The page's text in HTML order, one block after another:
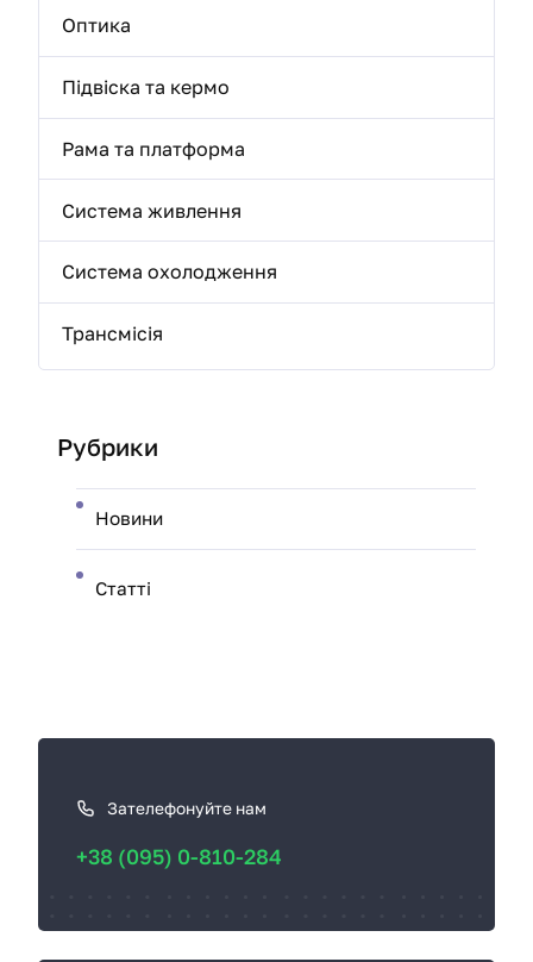
Оптика
Підвіска та кермо
Рама та платформа
Система живлення
Система охолодження
Трансмісія
Рубрики
Новини
Статті
К
з
Зателефонуйте нам
+38 (095) 0-810-284